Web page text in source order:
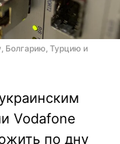
Болгарию, Турцию и
Vodafone
по дну